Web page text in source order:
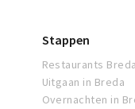
Stappen
Restaurants Breda
Uitgaan in Breda
Overnachten in